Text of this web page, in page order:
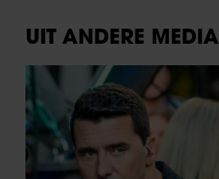
UIT ANDERE MEDIA